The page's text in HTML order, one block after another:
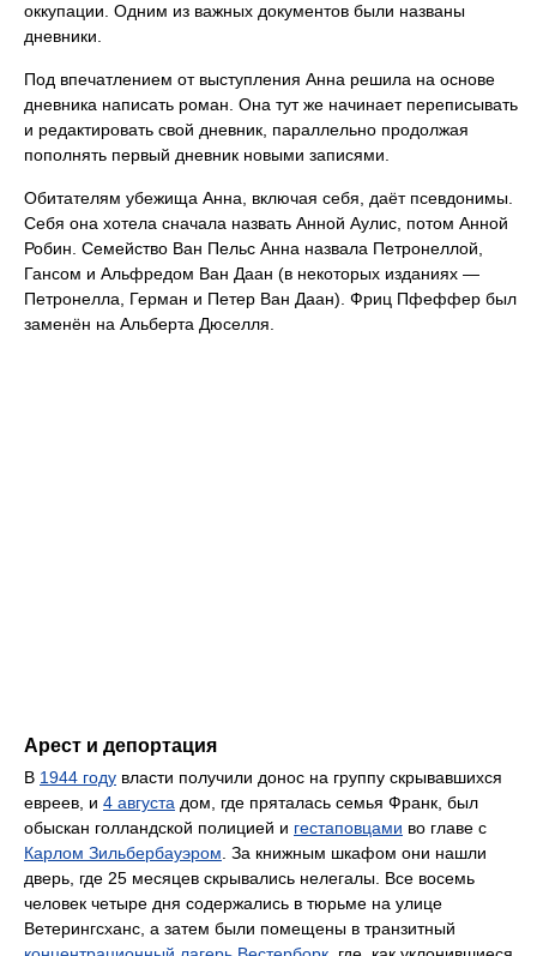
оккупации. Одним из важных документов были названы
дневники.
Под впечатлением от выступления Анна решила на основе
дневника написать роман. Она тут же начинает переписывать
и редактировать свой дневник, параллельно продолжая
пополнять первый дневник новыми записями.
Обитателям убежища Анна, включая себя, даёт псевдонимы.
Себя она хотела сначала назвать Анной Аулис, потом Анной
Робин. Семейство Ван Пельс Анна назвала Петронеллой,
Гансом и Альфредом Ван Даан (в некоторых изданиях —
Петронелла, Герман и Петер Ван Даан). Фриц Пфеффер был
заменён на Альберта Дюселля.
Арест и депортация
В 1944 году власти получили донос на группу скрывавшихся
евреев, и 4 августа дом, где пряталась семья Франк, был
обыскан голландской полицией и гестаповцами во главе с
Карлом Зильбербауэром. За книжным шкафом они нашли
дверь, где 25 месяцев скрывались нелегалы. Все восемь
человек четыре дня содержались в тюрьме на улице
Ветерингсханс, а затем были помещены в транзитный